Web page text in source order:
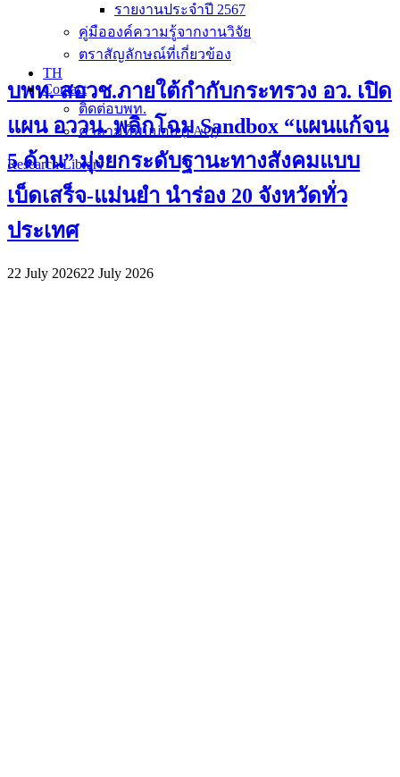
รายงานประจำปี 2567
คู่มือองค์ความรู้จากงานวิจัย
ตราสัญลักษณ์ที่เกี่ยวข้อง
TH
Contact
ติดต่อบพท.
คำถามที่พบบ่อย (FAQ)
Research Library
บพท. สอวช.ภายใต้กำกับกระทรวง อว. เปิด
แผน อววน. พลิกโฉม Sandbox “แผนแก้จน
5 ด้าน” มุ่งยกระดับฐานะทางสังคมแบบ
เบ็ดเสร็จ-แม่นยำ นำร่อง 20 จังหวัดทั่ว
ประเทศ
22 July 202622 July 2026